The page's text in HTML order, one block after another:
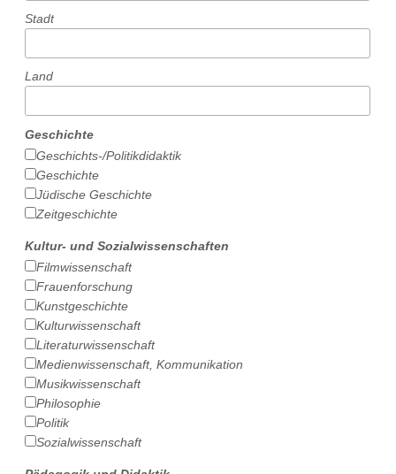
Stadt
Land
Geschichte
Geschichts-/Politikdidaktik
Geschichte
Jüdische Geschichte
Zeitgeschichte
Kultur- und Sozialwissenschaften
Filmwissenschaft
Frauenforschung
Kunstgeschichte
Kulturwissenschaft
Literaturwissenschaft
Medienwissenschaft, Kommunikation
Musikwissenschaft
Philosophie
Politik
Sozialwissenschaft